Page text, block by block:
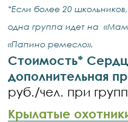
*Если более 20
одна группа идет на
«Папино ремесло».
Стоимость*
дополнительная
руб./чел. при
Крылатые